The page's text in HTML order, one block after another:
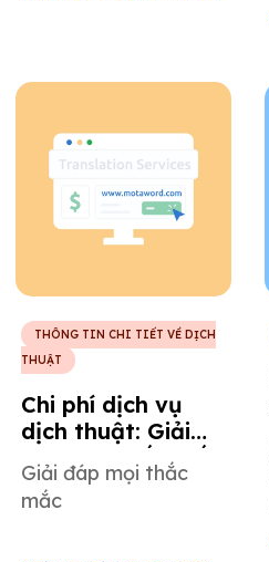
THÔNG TIN CHI TIẾT VỀ DỊCH
THUẬT
Chi phí dịch vụ
dịch thuật: Giải
đáp mọi thắc mắc
Giải đáp mọi thắc
mắc